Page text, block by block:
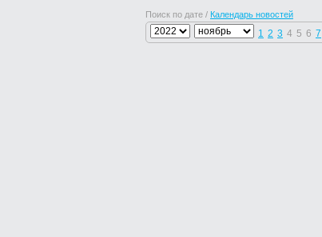
Поиск по дате / Календарь новостей
1 2 3 4 5 6 7